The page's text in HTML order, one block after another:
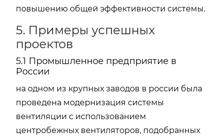
повышению общей эффективности системы.
5. Примеры успешных
проектов
5.1 Промышленное предприятие в
России
на одном из крупных заводов в россии была
проведена модернизация системы
вентиляции с использованием
центробежных вентиляторов, подобранных